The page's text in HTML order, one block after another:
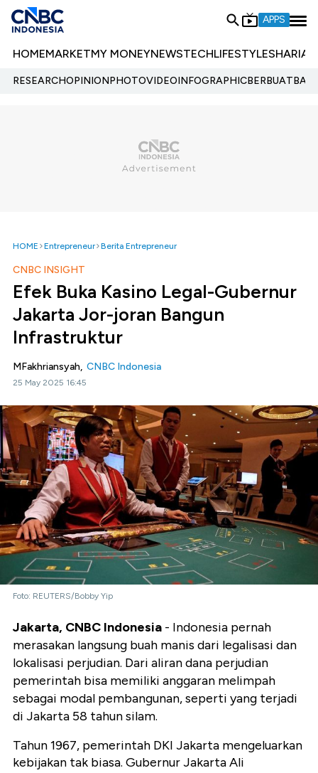
APPS
HOMEMARKETMY MONEYNEWSTECHLIFESTYLESHARIA
RESEARCHOPINIONPHOTOVIDEOINFOGRAPHIC
HOME Entrepreneur Berita Entrepreneur
CNBC INSIGHT
Efek Buka Kasino Legal-Gubernur
Jakarta Jor-joran Bangun
Infrastruktur
MFakhriansyah, CNBC Indonesia
25 May 2025 16:45
Foto: REUTERS/Bobby Yip
Jakarta, CNBC Indonesia - Indonesia pernah
merasakan langsung buah manis dari legalisasi dan
lokalisasi perjudian. Dari aliran dana perjudian
pemerintah bisa memiliki anggaran melimpah
sebagai modal pembangunan, seperti yang terjadi
di Jakarta 58 tahun silam.
Tahun 1967, pemerintah DKI Jakarta mengeluarkan
kebijakan tak biasa. Gubernur Jakarta Ali